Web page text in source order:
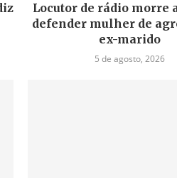
Locutor de rádio morre
defender mulher de
ex-marido
5 de agosto, 2026